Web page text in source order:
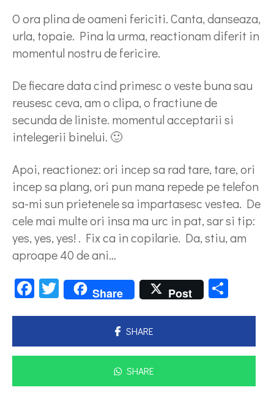
O ora plina de oameni fericiti. Canta, danseaza,
urla, topaie. Pina la urma, reactionam diferit in
momentul nostru de fericire.
De fiecare data cind primesc o veste buna sau
reusesc ceva, am o clipa, o fractiune de
secunda de liniste. momentul acceptarii si
intelegerii binelui. 🙂
Apoi, reactionez: ori incep sa rad tare, tare, ori
incep sa plang, ori pun mana repede pe telefon
sa-mi sun prietenele sa impartasesc vestea. De
cele mai multe ori insa ma urc in pat, sar si tip:
yes, yes, yes! . Fix ca in copilarie. Da, stiu, am
aproape 40 de ani…
Facebook
Twitter
Share Post
SHARE
SHARE